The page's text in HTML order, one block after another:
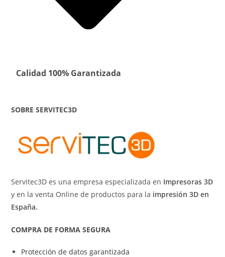
Calidad 100% Garantizada
SOBRE SERVITEC3D
Servitec3D es una empresa especializada en Impresoras 3D
y en la venta Online de productos para la impresión 3D en
España.
COMPRA DE FORMA SEGURA
Protección de datos garantizada